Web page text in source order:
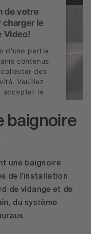
de votre
le
Video!
d'une partie
contenus
des
Veuillez
accepter le
vidéo.
Consent
baignoire
une baignoire
de l'installation
de vidange et de
du système